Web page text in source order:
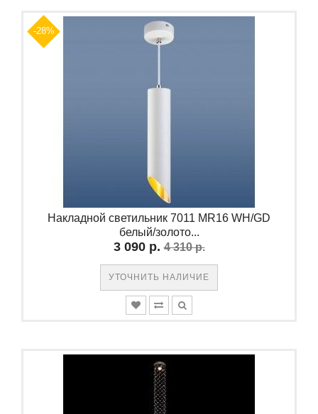
-28%
Накладной светильник 7011 MR16 WH/GD
белый/золото...
3 090 р. 4 310 р.
УТОЧНИТЬ НАЛИЧИЕ